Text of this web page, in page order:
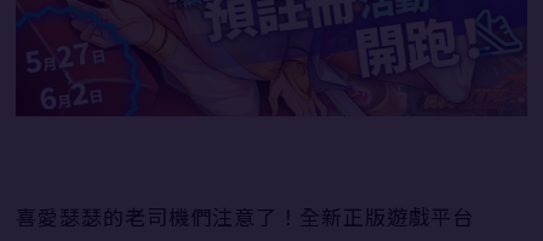
喜愛瑟瑟的老司機們注意了！全新正版遊戲平台